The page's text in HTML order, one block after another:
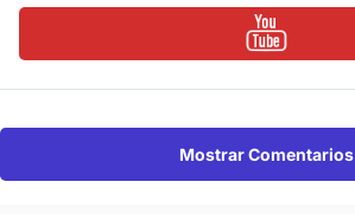
Mostrar Comentarios